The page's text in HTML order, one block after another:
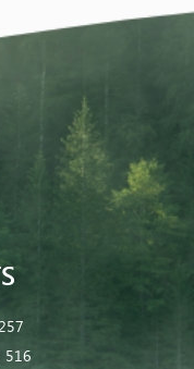
516